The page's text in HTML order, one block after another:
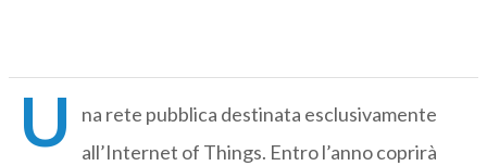
U
na rete pubblica destinata esclusivamente
all’Internet of Things. Entro l’anno coprirà